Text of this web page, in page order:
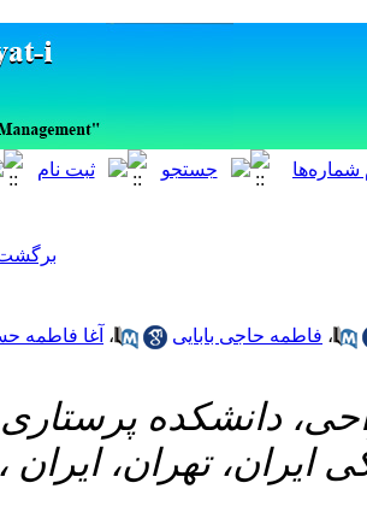
برگشت به فهرست نسخه ها
، آغا فاطمه حسینی ،
پرستاری و
ایران ،